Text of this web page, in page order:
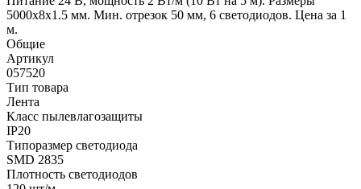
5000x8x1.5 мм. Мин. отрезок 50 мм, 6 светодиодов. Цена за 1
м.
Общие
Артикул
057520
Тип товара
Лента
Класс пылевлагозащиты
IP20
Типоразмер светодиода
SMD 2835
Плотность светодиодов